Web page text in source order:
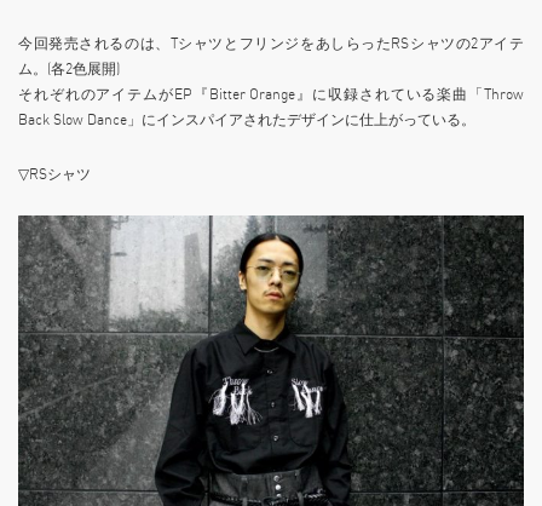
今回発売されるのは、TシャツとフリンジをあしらったRSシャツの2アイテ
ム。(各2色展開)
それぞれのアイテムがEP『Bitter Orange』に収録されている楽曲「Throw
Back Slow Dance」にインスパイアされたデザインに仕上がっている。
▽RSシャツ